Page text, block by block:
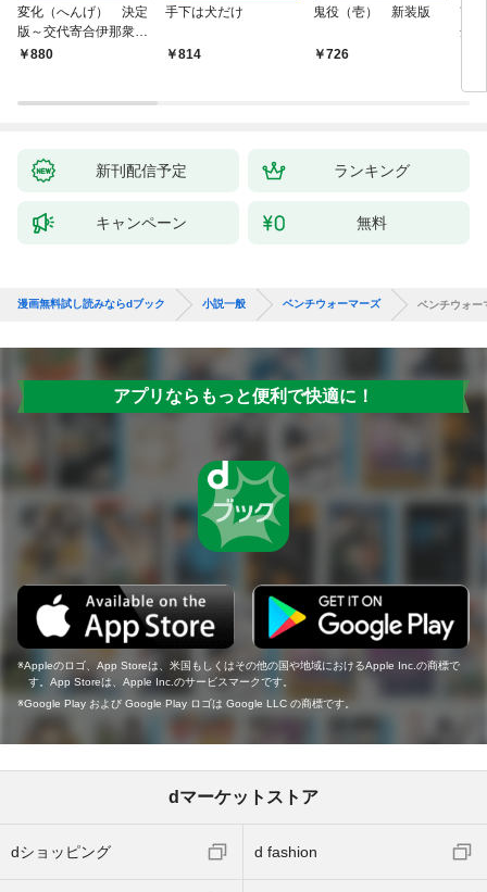
変化（へんげ） 決定
版～交代寄合伊那衆異
聞（1）～
880
手下は犬だけ
814
鬼役（壱） 新装版
726
南
舟
新刊配信予定 ランキング
キャンペーン 無料
漫画無料試し読みならdブック 小説一般 ベンチウォーマーズ ベンチウォー
アプリならもっと便利で快適に！
Appleのロゴ、App Storeは、米国もしくはその他の国や地域におけるApple Inc.の商標で
す。App Storeは、Apple Inc.のサービスマークです。
Google Play および Google Play ロゴは Google LLC の商標です。
dマーケットストア
dショッピング d fashion